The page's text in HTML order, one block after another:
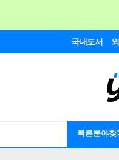
국내도서
빠른분야찾